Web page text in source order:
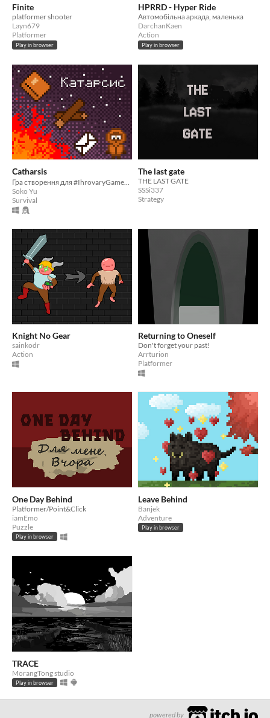
Finite
platformer shooter
Layn679
Platformer
Play in browser
HPRRD - Hyper Ride
Автомобільна аркада, маленька
DarchanKaen
Action
Play in browser
Сatharsis
Soko Yu
Survival
The last gate
THE LAST GATE
SSSi337
Strategy
Knight No Gear
sainkodr
Action
Returning to Oneself
Don't forget your past!
Arrturion
Platformer
One Day Behind
Platformer/Point&Click
iamEmo
Puzzle
Play in browser
Leave Behind
Banjek
Adventure
Play in browser
TRACE
MorangTong studio
Play in browser
powered by